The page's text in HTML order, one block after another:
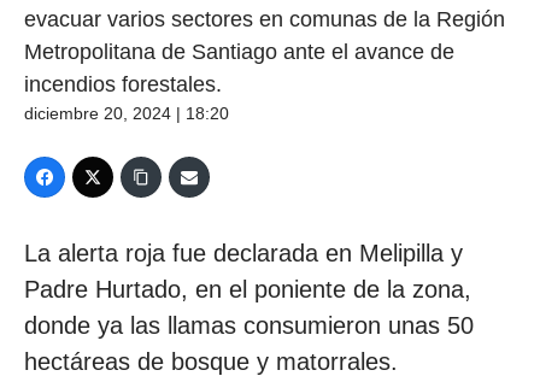
evacuar varios sectores en comunas de la Región
Metropolitana de Santiago ante el avance de
incendios forestales.
diciembre 20, 2024 | 18:20
La alerta roja fue declarada en Melipilla y
Padre Hurtado, en el poniente de la zona,
donde ya las llamas consumieron unas 50
hectáreas de bosque y matorrales.